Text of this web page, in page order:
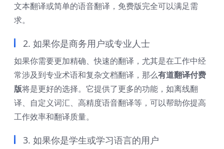
文本翻译或简单的语音翻译，免费版完全可以满足需
求。
2. 如果你是商务用户或专业人士
如果你需要更加精确、快速的翻译，尤其是在工作中经
常涉及到专业术语和复杂文档翻译，那么有道翻译付费
版将是更好的选择。它提供了更多的功能，如离线翻
译、自定义词汇、高精度语音翻译等，可以帮助你提高
工作效率和翻译质量。
3. 如果你是学生或学习语言的用户